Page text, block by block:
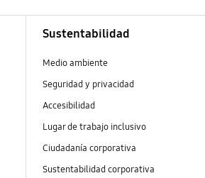
Sustentabilidad
Medio ambiente
Seguridad y privacidad
Accesibilidad
Lugar de trabajo inclusivo
Ciudadanía corporativa
Sustentabilidad corporativa